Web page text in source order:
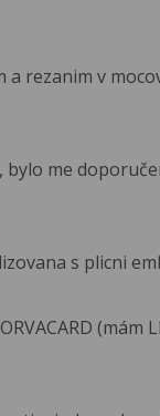
rezanim v
me
s plicni
(mám